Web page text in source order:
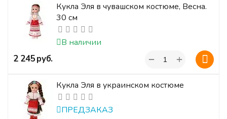
Кукла Эля в чувашском костюме, Весна.
30 см
В наличии
‍2 245‍руб. +
−
Кукла Эля в украинском костюме
ПРЕДЗАКАЗ